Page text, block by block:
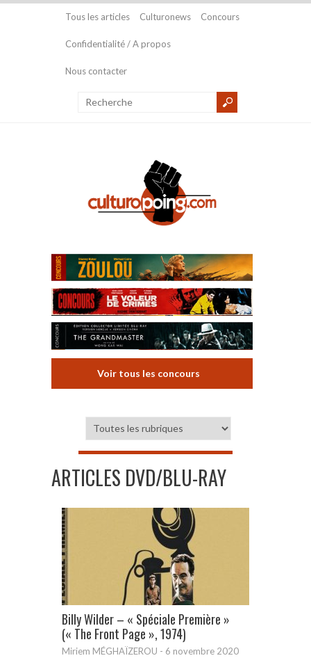
Tous les articles Culturonews Concours
Confidentialité / A propos
Nous contacter
Voir tous les concours
ARTICLES DVD/BLU-RAY
Billy Wilder – « Spéciale Première »
(« The Front Page », 1974)
Miriem MÉGHAÏZEROU - 6 novembre 2020